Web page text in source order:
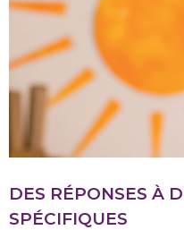
DES RÉPONSES À
SPÉCIFIQUES